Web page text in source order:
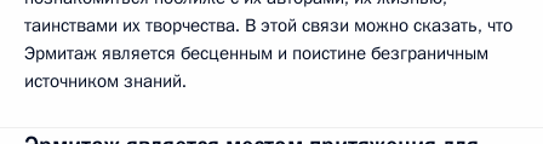
таинствами их творчества. В этой связи можно сказать, что
Эрмитаж является бесценным и поистине безграничным
источником знаний.